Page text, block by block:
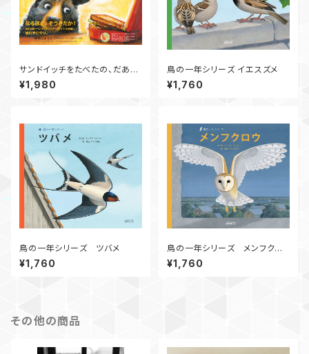
サンドイッチをたべたの、だあ
れ？
¥1,980
鳥の一年シリーズ イエスズメ
¥1,760
鳥の一年シリーズ ツバメ
¥1,760
鳥の一年シリーズ メンフクロ
ウ
¥1,760
その他の商品